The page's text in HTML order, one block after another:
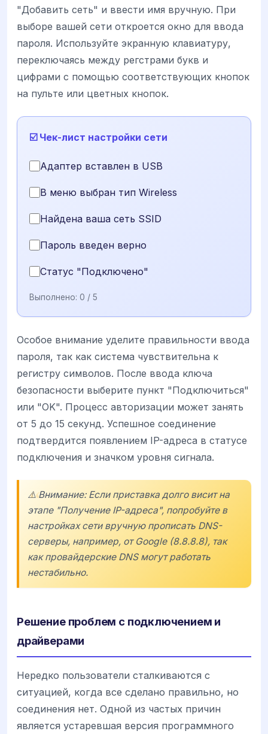
"Добавить сеть" и ввести имя вручную. При
выборе вашей сети откроется окно для ввода
пароля. Используйте экранную клавиатуру,
переключаясь между регстрами букв и
цифрами с помощью соответствующих кнопок
на пульте или цветных кнопок.
☑️ Чек-лист настройки сети
Адаптер вставлен в USB
В меню выбран тип Wireless
Найдена ваша сеть SSID
Пароль введен верно
Статус "Подключено"
Выполнено: 0 / 5
Особое внимание уделите правильности ввода
пароля, так как система чувствительна к
регистру символов. После ввода ключа
безопасности выберите пункт "Подключиться"
или "OK". Процесс авторизации может занять
от 5 до 15 секунд. Успешное соединение
подтвердится появлением IP-адреса в статусе
подключения и значком уровня сигнала.
⚠️ Внимание: Если приставка долго висит на
этапе "Получение IP-адреса", попробуйте в
настройках сети вручную прописать DNS-
серверы, например, от Google (8.8.8.8), так
как провайдерские DNS могут работать
нестабильно.
Решение проблем с подключением и
драйверами
Нередко пользователи сталкиваются с
ситуацией, когда все сделано правильно, но
соединения нет. Одной из частых причин
является устаревшая версия программного